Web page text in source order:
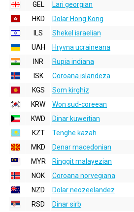
GEL
Lari georgian
HKD
Dolar Hong Kong
ILS
Shekel israelian
UAH
Hryvna ucraineana
INR
Rupia indiana
ISK
Coroana islandeza
KGS
Som kirghiz
KRW
Won sud-coreean
KWD
Dinar kuweitian
KZT
Tenghe kazah
MKD
Denar macedonian
MYR
Ringgit malayezian
NOK
Coroana norvegiana
NZD
Dolar neozeelandez
RSD
Dinar sirb